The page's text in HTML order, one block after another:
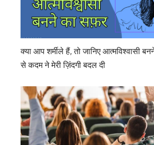
क्या आप शर्मीले हैं, तो जानिए आत्मविश्वासी
से कदम ने मेरी ज़िंदगी बदल दी